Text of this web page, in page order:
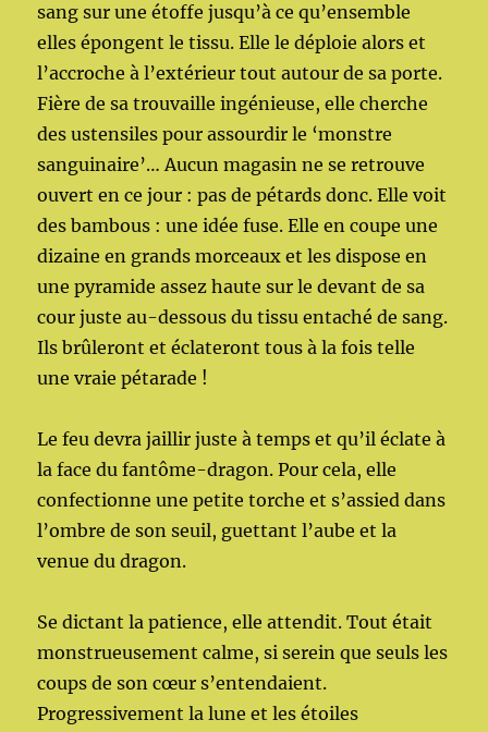
sang sur une étoffe jusqu’à ce qu’ensemble
elles épongent le tissu. Elle le déploie alors et
l’accroche à l’extérieur tout autour de sa porte.
Fière de sa trouvaille ingénieuse, elle cherche
des ustensiles pour assourdir le ‘monstre
sanguinaire’… Aucun magasin ne se retrouve
ouvert en ce jour : pas de pétards donc. Elle voit
des bambous : une idée fuse. Elle en coupe une
dizaine en grands morceaux et les dispose en
une pyramide assez haute sur le devant de sa
cour juste au-dessous du tissu entaché de sang.
Ils brûleront et éclateront tous à la fois telle
une vraie pétarade !
Le feu devra jaillir juste à temps et qu’il éclate à
la face du fantôme-dragon. Pour cela, elle
confectionne une petite torche et s’assied dans
l’ombre de son seuil, guettant l’aube et la
venue du dragon.
Se dictant la patience, elle attendit. Tout était
monstrueusement calme, si serein que seuls les
coups de son cœur s’entendaient.
Progressivement la lune et les étoiles